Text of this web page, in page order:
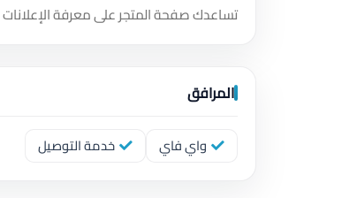
تساعدك صفحة المتجر على معرفة
المرافق
واي فاي خدمة التوصيل